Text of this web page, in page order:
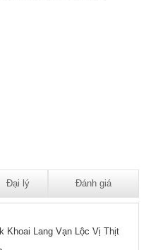
Đại lý Đánh giá
Khoai Lang Vạn Lộc Vị Thịt